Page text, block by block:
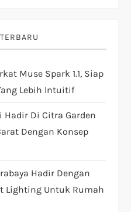
Muse Spark 1.1, Siap
Lebih Intuitif
Di Citra Garden
Dengan Konsep
Hadir Dengan
Lighting Untuk Rumah